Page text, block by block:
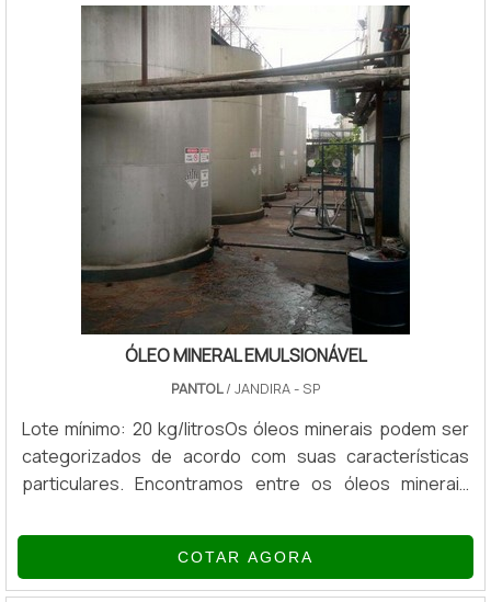
ÓLEO MINERAL EMULSIONÁVEL
PANTOL/ JANDIRA - SP
Lote mínimo: 20 kg/litrosOs óleos minerais podem ser
categorizados de acordo com suas características
particulares. Encontramos entre os óleos minerais
que possuem em sua composição maior concentração
de hidrocarbonetos e parafina, sendo também menos
suscetíveis a variações de temperatura e viscosidade;
COTAR AGORA